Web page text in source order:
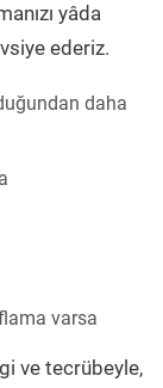
yâda
ederiz.
daha
varsa
ve tecrübeyle,